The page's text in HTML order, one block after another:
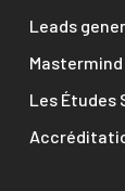
Leads
Mastermind
Les Études